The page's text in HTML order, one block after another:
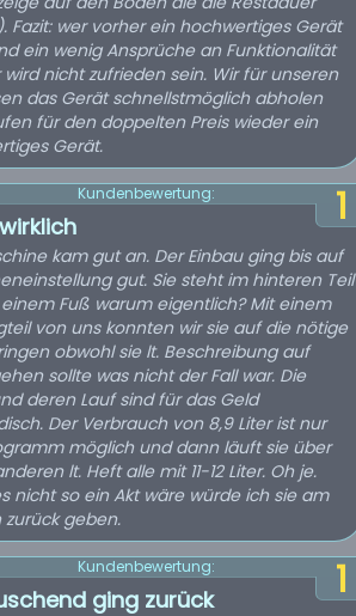
ein wenig Ansprüche an Funktionalität
wird nicht zufrieden sein. Wir für unseren
das Gerät schnellstmöglich abholen
für den doppelten Preis wieder ein
Gerät.
1
Kundenbewertung:
kam gut an. Der Einbau ging bis auf
gut. Sie steht im hinteren Teil
Fuß warum eigentlich? Mit einem
von uns konnten wir sie auf die nötige
obwohl sie lt. Beschreibung auf
sollte was nicht der Fall war. Die
deren Lauf sind für das Geld
Der Verbrauch von 8,9 Liter ist nur
möglich und dann läuft sie über
lt. Heft alle mit 11-12 Liter. Oh je.
nicht so ein Akt wäre würde ich sie am
zurück geben.
1
Kundenbewertung:
ging zurück